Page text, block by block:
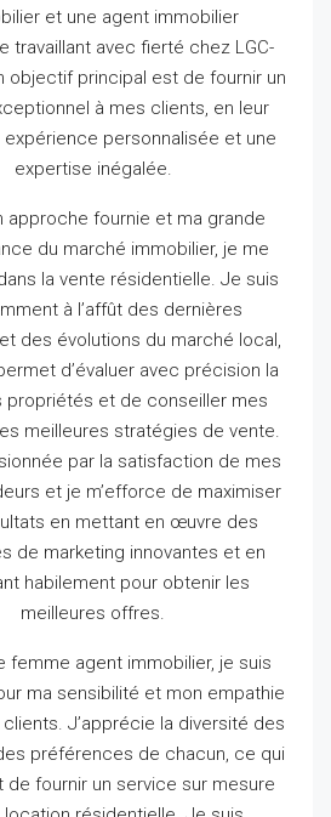
et une agent immobilier
travaillant avec fierté chez LGC-
objectif principal est de fournir un
à mes clients, en leur
expérience personnalisée et une
expertise inégalée.
approche fournie et ma grande
du marché immobilier, je me
la vente résidentielle. Je suis
à l’affût des dernières
des évolutions du marché local,
d’évaluer avec précision la
propriétés et de conseiller mes
meilleures stratégies de vente.
par la satisfaction de mes
et je m’efforce de maximiser
en mettant en œuvre des
de marketing innovantes et en
habilement pour obtenir les
meilleures offres.
femme agent immobilier, je suis
ma sensibilité et mon empathie
J’apprécie la diversité des
préférences de chacun, ce qui
de fournir un service sur mesure